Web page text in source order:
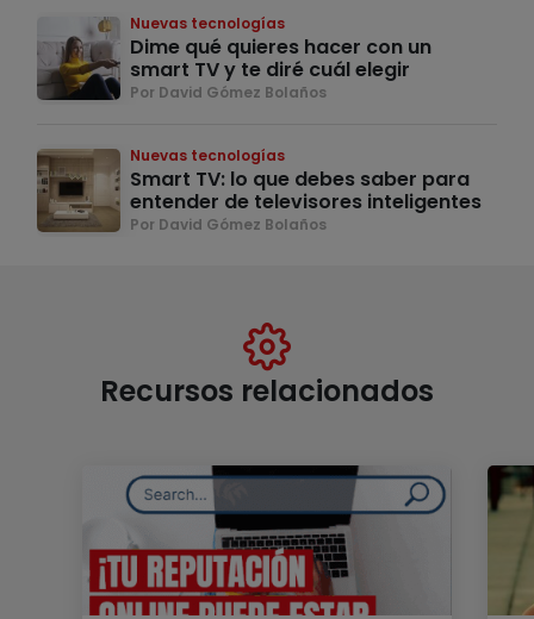
Nuevas tecnologías
Dime qué quieres hacer con un
smart TV y te diré cuál elegir
Por David Gómez Bolaños
Nuevas tecnologías
Smart TV: lo que debes saber para
entender de televisores inteligentes
Por David Gómez Bolaños
Recursos relacionados